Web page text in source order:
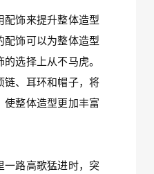
配饰来提升整体造型
配饰可以为整体造型
选择上从不马虎。
链、耳环和帽子，将
使整体造型更加丰富
一路高歌猛进时，突